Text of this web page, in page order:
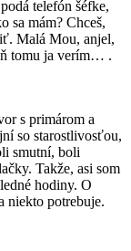
telefón šéfke,
sa mám? Chceš,
Malá Mou, anjel,
tomu ja verím… .
s primárom a
so starostlivosťou,
smutní, boli
Takže, asi som
hodiny. O
niekto potrebuje.